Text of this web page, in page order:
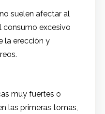
suelen afectar al
consumo excesivo
la erección y
muy fuertes o
las primeras tomas,